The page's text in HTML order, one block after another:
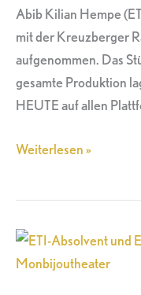
Abib Kilian Hempe
mit der Kreuzberger
aufgenommen. Das
gesamte Produktion
HEUTE auf allen
Weiterlesen »
ETI-
Absolvent